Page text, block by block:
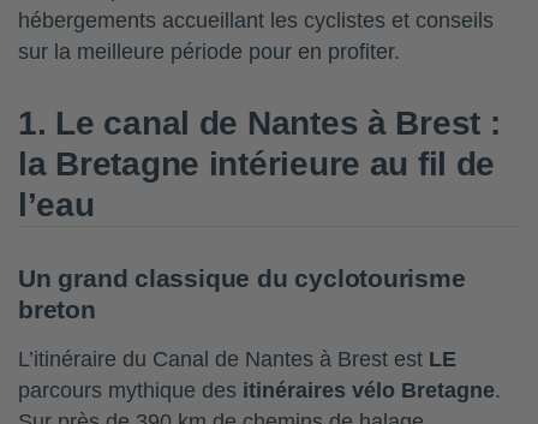
hébergements accueillant les cyclistes et conseils
sur la meilleure période pour en profiter.
1. Le canal de Nantes à Brest :
la Bretagne intérieure au fil de
l’eau
Un grand classique du cyclotourisme
breton
L’itinéraire du Canal de Nantes à Brest est LE
parcours mythique des itinéraires vélo Bretagne.